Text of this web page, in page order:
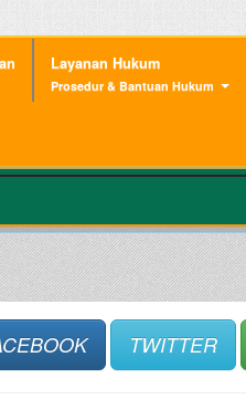
Layanan Hukum
Prosedur & Bantuan Hukum
TWITTER